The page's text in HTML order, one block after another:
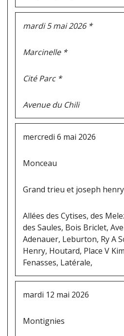
mardi 5 mai 2026 *
Marcinelle *
Cité Parc *
Avenue du Chili
mercredi 6 mai 2026
Monceau
Grand trieu et joseph henry
Allées des Cytises, des
des Saules, Bois Briclet,
Adenauer, Leburton, Ry A
Henry, Houtard, Place V
Fenasses, Latérale,
mardi 12 mai 2026
Montignies